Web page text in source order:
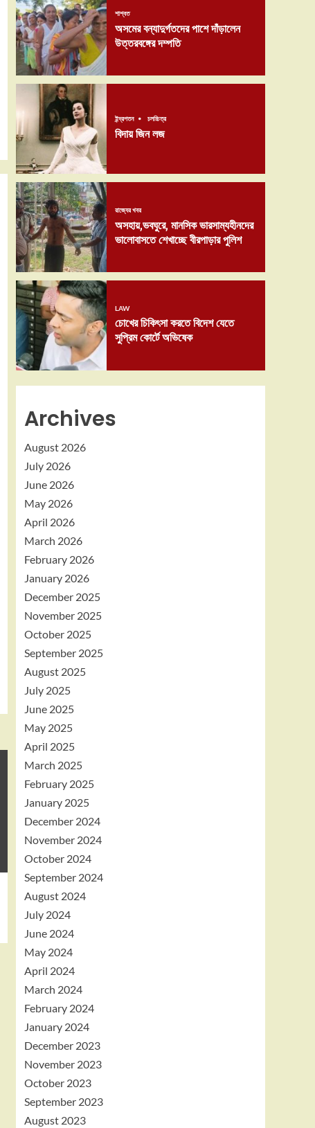
শাশ্বত
অসমের বন্যাদুর্গতদের পাশে দাঁড়ালেন
উত্তরবঙ্গের দম্পতি
ইন্দ্রপতন চলচ্চিত্র
বিদায় জিন লজ
রাজ্যের খবর
অসহায়,ভবঘুরে, মানসিক ভারসাম্যহীনদের
ভালোবাসতে শেখাচ্ছে বীরপাড়ার পুলিশ
LAW
চোখের চিকিৎসা করতে বিদেশ যেতে
সুপ্রিম কোর্টে অভিষেক
Archives
August 2026
July 2026
June 2026
May 2026
April 2026
March 2026
February 2026
January 2026
December 2025
November 2025
October 2025
September 2025
August 2025
July 2025
June 2025
May 2025
April 2025
March 2025
February 2025
January 2025
December 2024
November 2024
October 2024
September 2024
August 2024
July 2024
June 2024
May 2024
April 2024
March 2024
February 2024
January 2024
December 2023
November 2023
October 2023
September 2023
August 2023